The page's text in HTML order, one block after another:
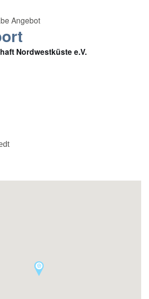
Nordwestküste e.V.